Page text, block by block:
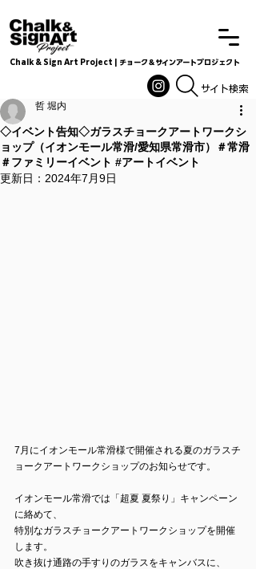
Chalk & Sign Art Project | チョーク＆サインアートプロジェクト
​​​サイト検索
◇イベント告知◇ガラスチョークアートワークシ
ョップ（イオンモール常滑/愛知県常滑市）＃常滑
＃ファミリーイベント #アートイベント
哲 堀内
更新日： 2024年7月9日
7月にイオンモール常滑様で開催される夏のガラスチ
ョークアートワークショップのお知らせです。
イオンモール常滑では「超夏 夏祭り」キャンペーン
に絡めて、
特別なガラスチョークアートワークショップを開催
します。
吹き抜け通路の手すりのガラスをキャンバスに、